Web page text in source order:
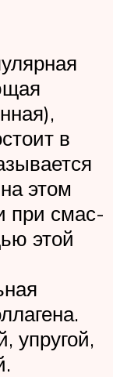
в
этом
при смас-
этой
упругой,